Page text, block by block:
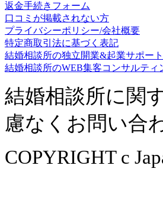
返金手続きフォーム
口コミが掲載されない方
プライバシーポリシー/会社概要
特定商取引法に基づく表記
結婚相談所の独立開業&起業サポート
結婚相談所のWEB集客コンサルティ
結婚相談所に関
慮なくお問い合
COPYRIGHT c